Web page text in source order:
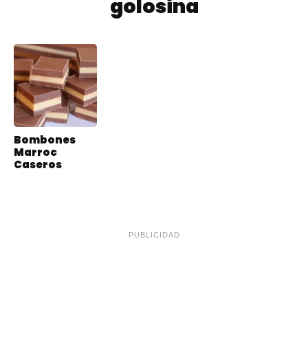
golosina
Bombones
Marroc
Caseros
PUBLICIDAD